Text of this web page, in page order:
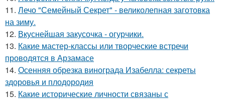
11. Лечо "Семейный Секрет" - великолепная заготовка
на зиму.
12. Вкуснейшая закусочка - огурчики.
13. Какие мастер-классы или творческие встречи
проводятся в Арзамасе
14. Осенняя обрезка винограда Изабелла: секреты
здоровья и плодородия
15. Какие исторические личности связаны с